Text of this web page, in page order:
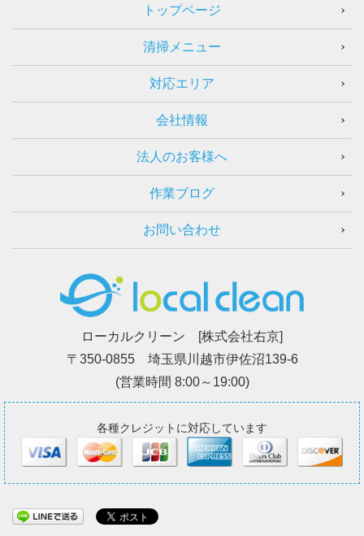
トップページ
清掃メニュー
対応エリア
会社情報
法人のお客様へ
作業ブログ
お問い合わせ
ローカルクリーン [株式会社右京]
〒350-0855 埼玉県川越市伊佐沼139-6
(営業時間 8:00～19:00)
各種クレジットに対応しています